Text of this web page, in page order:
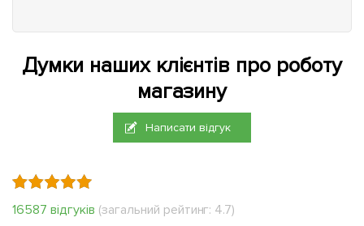
Думки наших клієнтів про роботу
магазину
Написати відгук
16587 відгуків (загальний рейтинг: 4.7)